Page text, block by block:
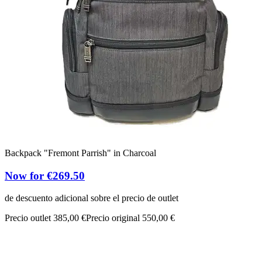
Backpack "Fremont Parrish" in Charcoal
Now for €269.50
de descuento adicional sobre el precio de outlet
Precio outlet 385,00 €Precio original 550,00 €